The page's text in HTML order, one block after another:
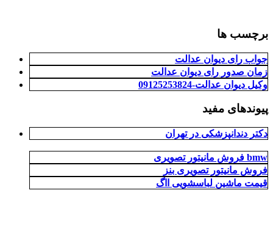
برچسب ها
جواب رای دیوان عدالت
زمان صدور رای دیوان عدالت
وکیل دیوان عدالت-09125253824
پیوندهای مفید
دکتر دندانپزشکی در تهران
فروش مانیتور تصویری bmw
فروش مانیتور تصویری بنز
قیمت ماشین لباسشویی ااگ